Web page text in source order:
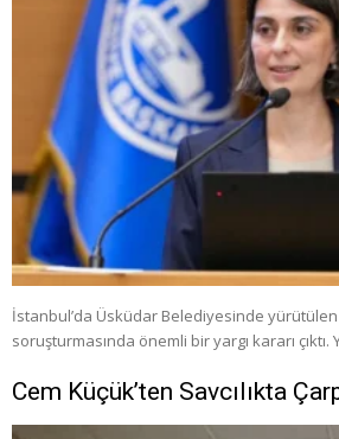
İstanbul’da Üsküdar Belediyesinde
soruşturmasında önemli bir yargı kararı çıktı.
Cem Küçük’ten Savcılıkta